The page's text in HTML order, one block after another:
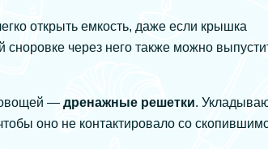
открыть емкость, даже если крышка
через него также можно
овощей — дренажные решетки.
оно не контактировало со